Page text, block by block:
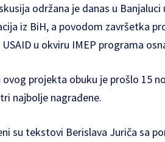
održana je danas u
iz BiH, a povodom završetka
u okviru IMEP programa
ovog projekta obuku je prošlo 15
najbolje nagrađene.
su tekstovi Berislava Juriča sa